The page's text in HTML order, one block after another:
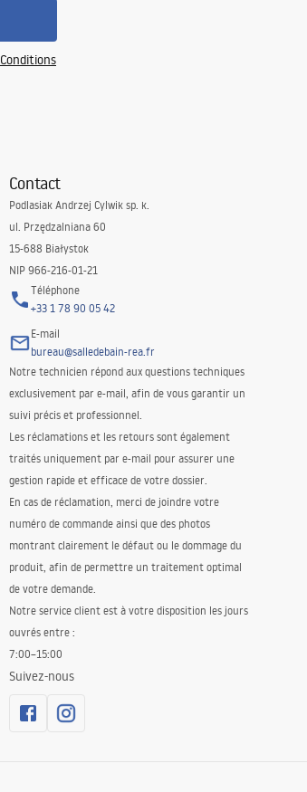
Conditions
Contact
Podlasiak Andrzej Cylwik sp. k.
ul. Przędzalniana 60
15-688 Białystok
NIP 966-216-01-21
Téléphone
+33 1 78 90 05 42
E-mail
bureau@salledebain-rea.fr
Notre technicien répond aux questions techniques
exclusivement par e-mail, afin de vous garantir un
suivi précis et professionnel.
Les réclamations et les retours sont également
traités uniquement par e-mail pour assurer une
gestion rapide et efficace de votre dossier.
En cas de réclamation, merci de joindre votre
numéro de commande ainsi que des photos
montrant clairement le défaut ou le dommage du
produit, afin de permettre un traitement optimal
de votre demande.
Notre service client est à votre disposition les jours
ouvrés entre :
7:00–15:00
Suivez-nous